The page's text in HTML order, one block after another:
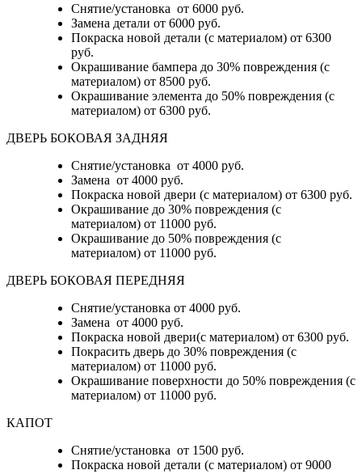
Снятие/установка от 6000 руб.
Замена детали от 6000 руб.
Покраска новой детали (с материалом) от 6300
руб.
Окрашивание бампера до 30% повреждения (с
материалом) от 8500 руб.
Окрашивание элемента до 50% повреждения (с
материалом) от 6300 руб.
ДВЕРЬ БОКОВАЯ ЗАДНЯЯ
Снятие/установка от 4000 руб.
Замена от 4000 руб.
Покраска новой двери (с материалом) от 6300 руб.
Окрашивание до 30% повреждения (с
материалом) от 11000 руб.
Окрашивание до 50% повреждения (с
материалом) от 11000 руб.
ДВЕРЬ БОКОВАЯ ПЕРЕДНЯЯ
Снятие/установка от 4000 руб.
Замена от 4000 руб.
Покраска новой двери(с материалом) от 6300 руб.
Покрасить дверь до 30% повреждения (с
материалом) от 11000 руб.
Окрашивание поверхности до 50% повреждения (с
материалом) от 11000 руб.
КАПОТ
Снятие/установка от 1500 руб.
Покраска новой детали (с материалом) от 9000